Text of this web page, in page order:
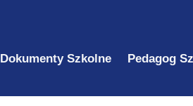
Dokumenty Szkolne Pedagog